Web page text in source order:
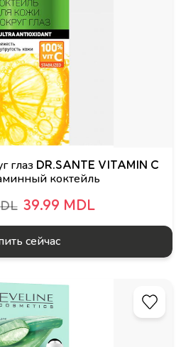
глаз DR.SANTE VITAMIN C
коктейль
39.99 MDL
сейчас